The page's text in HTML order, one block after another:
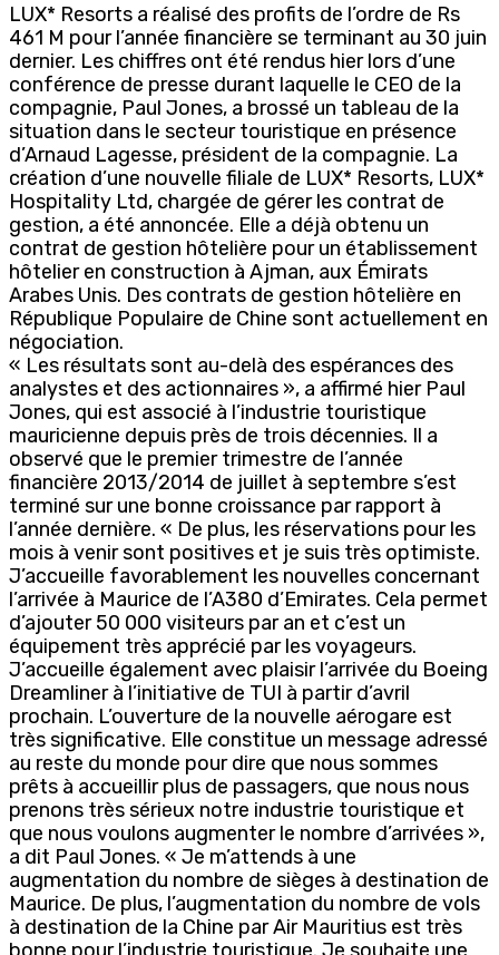
LUX* Resorts a réalisé des profits de l’ordre de Rs
461 M pour l’année financière se terminant au 30 juin
dernier. Les chiffres ont été rendus hier lors d’une
conférence de presse durant laquelle le CEO de la
compagnie, Paul Jones, a brossé un tableau de la
situation dans le secteur touristique en présence
d’Arnaud Lagesse, président de la compagnie. La
création d’une nouvelle filiale de LUX* Resorts, LUX*
Hospitality Ltd, chargée de gérer les contrat de
gestion, a été annoncée. Elle a déjà obtenu un
contrat de gestion hôtelière pour un établissement
hôtelier en construction à Ajman, aux Émirats
Arabes Unis. Des contrats de gestion hôtelière en
République Populaire de Chine sont actuellement en
négociation.
« Les résultats sont au-delà des espérances des
analystes et des actionnaires », a affirmé hier Paul
Jones, qui est associé à l’industrie touristique
mauricienne depuis près de trois décennies. Il a
observé que le premier trimestre de l’année
financière 2013/2014 de juillet à septembre s’est
terminé sur une bonne croissance par rapport à
l’année dernière. « De plus, les réservations pour les
mois à venir sont positives et je suis très optimiste.
J’accueille favorablement les nouvelles concernant
l’arrivée à Maurice de l’A380 d’Emirates. Cela permet
d’ajouter 50 000 visiteurs par an et c’est un
équipement très apprécié par les voyageurs.
J’accueille également avec plaisir l’arrivée du Boeing
Dreamliner à l’initiative de TUI à partir d’avril
prochain. L’ouverture de la nouvelle aérogare est
très significative. Elle constitue un message adressé
au reste du monde pour dire que nous sommes
prêts à accueillir plus de passagers, que nous nous
prenons très sérieux notre industrie touristique et
que nous voulons augmenter le nombre d’arrivées »,
a dit Paul Jones. « Je m’attends à une
augmentation du nombre de sièges à destination de
Maurice. De plus, l’augmentation du nombre de vols
à destination de la Chine par Air Mauritius est très